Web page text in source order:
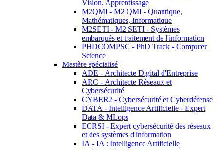
Vision, Apprentissage
M2QMI - M2 QMI - Quantique,
Mathématiques, Informatique
M2SETI - M2 SETI - Systèmes
embarqués et traitement de l'information
PHDCOMPSC - PhD Track - Computer
Science
Mastère spécialisé
ADE - Architecte Digital d'Entreprise
ARC - Architecte Réseaux et
Cybersécurité
CYBER2 - Cybersécurité et Cyberdéfense
DATA - Intelligence Artificielle - Expert
Data & MLops
ECRSI - Expert cybersécurité des réseaux
et des systèmes d'information
IA - IA : Intelligence Artificielle